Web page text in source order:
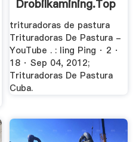
Drobilkamining.top
trituradoras de pastura
Trituradoras De Pastura -
YouTube . : ling Ping · 2 ·
18 · Sep 04, 2012;
Trituradoras De Pastura
Cuba.